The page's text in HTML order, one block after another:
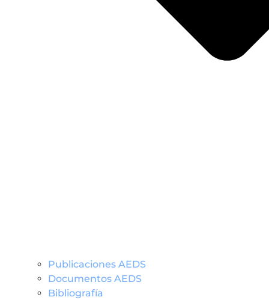
Publicaciones AEDS
Documentos AEDS
Bibliografía